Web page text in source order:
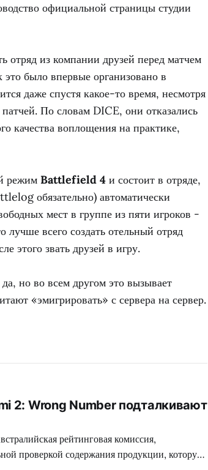
официальной страницы студии
отряд из компании друзей перед матчем
было впервые организовано в
даже спустя какое-то время, несмотря
По словам DICE, они отказались
качества воплощения на практике,
режим Battlefield 4 и состоит в отряде,
обязательно) автоматически
мест в группе из пяти игроков -
лучше всего создать отельный отряд
этого звать друзей в игру.
но во всем другом это вызывает
«эмигрировать» с сервера на сервер.
2: Wrong Number подталкивают
рейтинговая комиссия,
проверкой содержания продукции, которую